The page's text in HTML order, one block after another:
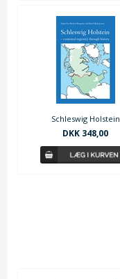
Schleswig Holstein
DKK 348,00